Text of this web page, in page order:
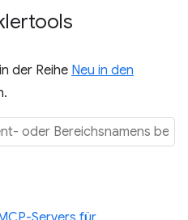
der Reihe Neu in den